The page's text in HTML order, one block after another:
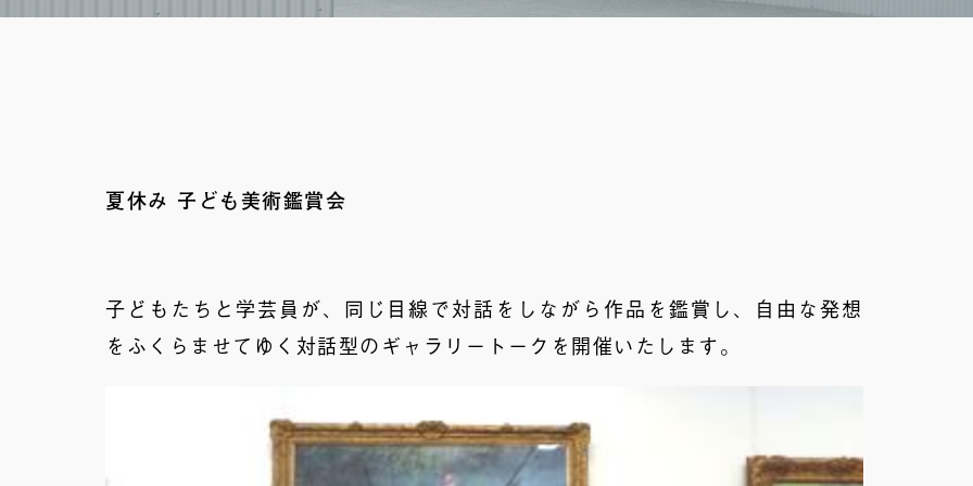
夏休み 子ども美術鑑賞会
子どもたちと学芸員が、同じ目線で対話をしながら作品を鑑賞し、自由な発想
をふくらませてゆく対話型のギャラリートークを開催いたします。